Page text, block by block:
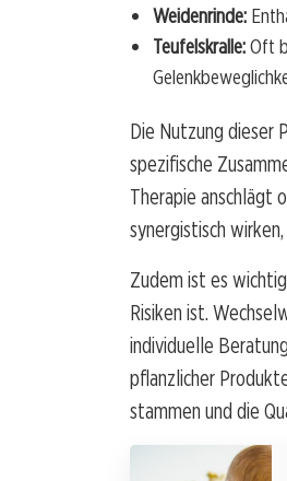
Weidenrinde:
Teufelskralle:Oft
Die Nutzung dieser
spezifische
Therapie anschlägt
synergistisch
Zudem ist es
Risiken ist.
individuelle
pflanzlicher
stammen und die